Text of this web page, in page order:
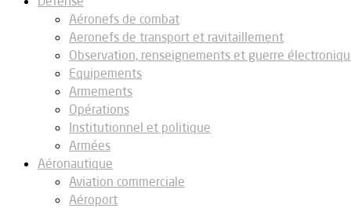
Aéronefs de combat
Aeronefs de transport et ravitaillement
Observation, renseignements et guerre
Equipements
Armements
Opérations
Institutionnel et politique
Armées
Aéronautique
Aviation commerciale
Aéroport